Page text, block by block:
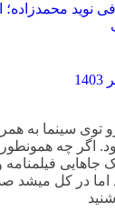
محمدزاده؛ از
به همراه
چه همونطور که
فیلمنامه و
کل میشد صدای